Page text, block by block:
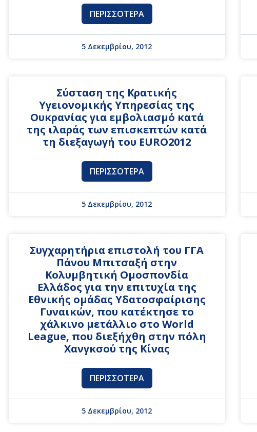
ΠΕΡΙΣΣΌΤΕΡΑ
5 Δεκεμβρίου, 2012
Σύσταση της Κρατικής
Υγειονομικής Υπηρεσίας της
Ουκρανίας για εμβολιασμό κατά
της ιλαράς των επισκεπτών κατά
τη διεξαγωγή του EURO2012
ΠΕΡΙΣΣΌΤΕΡΑ
5 Δεκεμβρίου, 2012
Συγχαρητήρια επιστολή του ΓΓΑ
Πάνου Μπιτσαξή στην
Κολυμβητική Ομοσπονδία
Ελλάδος για την επιτυχία της
Εθνικής ομάδας Υδατοσφαίρισης
Γυναικών, που κατέκτησε το
χάλκινο μετάλλιο στο World
League, που διεξήχθη στην πόλη
Χανγκσού της Κίνας
ΠΕΡΙΣΣΌΤΕΡΑ
5 Δεκεμβρίου, 2012